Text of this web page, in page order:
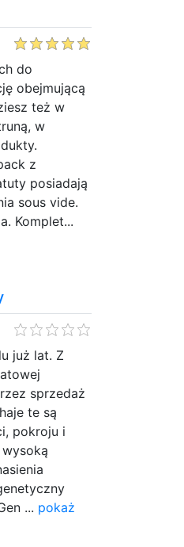
do
obejmującą
też w
w
z
posiadają
sous vide.
Komplet...
już lat. Z
sprzedaż
te są
pokroju i
... pokaż